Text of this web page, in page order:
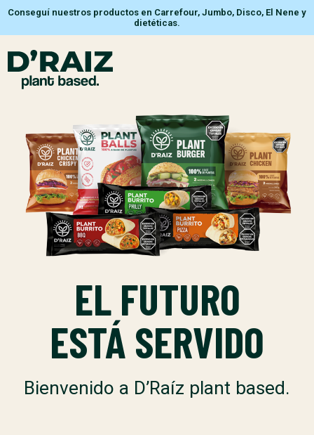
Conseguí nuestros productos en Carrefour, Jumbo, Disco, El Nene y
dietéticas.
EL FUTURO
ESTÁ SERVIDO
Bienvenido a D’Raíz plant based.